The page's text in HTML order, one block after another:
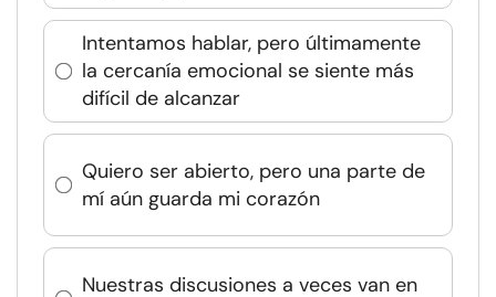
Intentamos hablar, pero últimamente
la cercanía emocional se siente más
difícil de alcanzar
Quiero ser abierto, pero una parte de
mí aún guarda mi corazón
Nuestras discusiones a veces van en